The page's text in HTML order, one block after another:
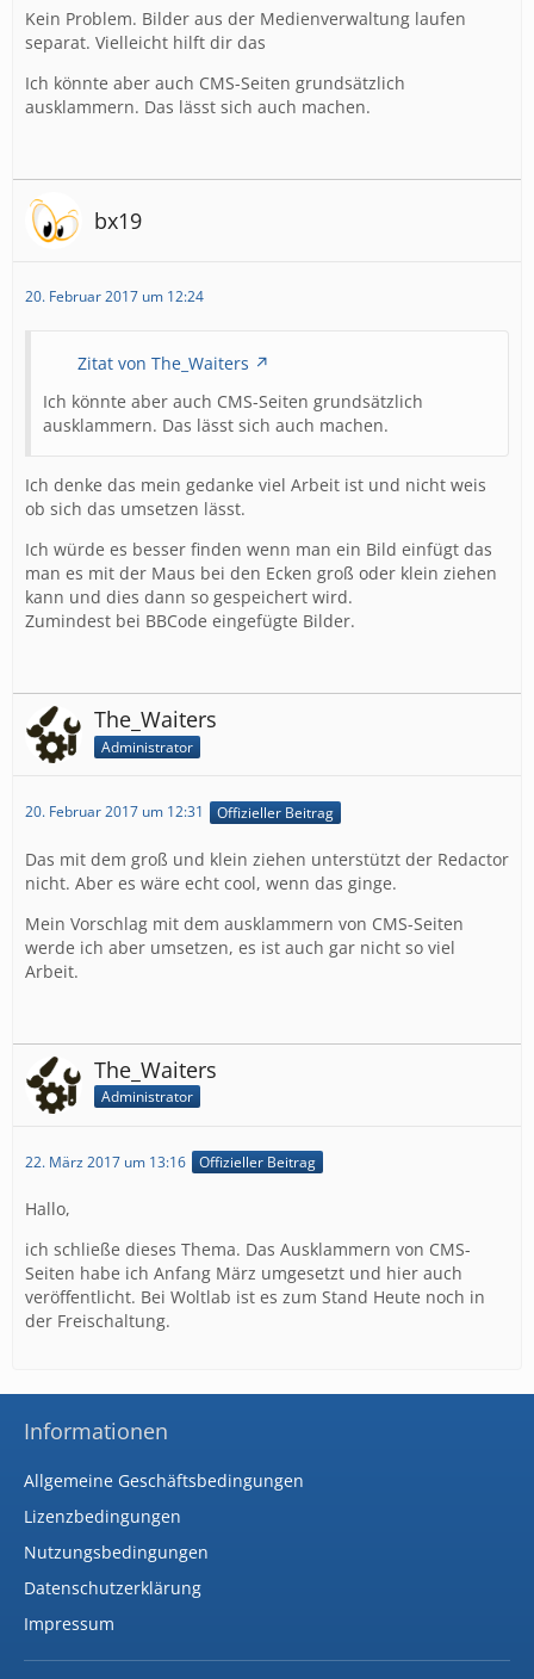
Kein Problem. Bilder aus der Medienverwaltung laufen
separat. Vielleicht hilft dir das
Ich könnte aber auch CMS-Seiten grundsätzlich
ausklammern. Das lässt sich auch machen.
bx19
20. Februar 2017 um 12:24
Zitat von The_Waiters
Ich könnte aber auch CMS-Seiten grundsätzlich
ausklammern. Das lässt sich auch machen.
Ich denke das mein gedanke viel Arbeit ist und nicht weis
ob sich das umsetzen lässt.
Ich würde es besser finden wenn man ein Bild einfügt das
man es mit der Maus bei den Ecken groß oder klein ziehen
kann und dies dann so gespeichert wird.
Zumindest bei BBCode eingefügte Bilder.
The_Waiters
Administrator
20. Februar 2017 um 12:31 Offizieller Beitrag
Das mit dem groß und klein ziehen unterstützt der Redactor
nicht. Aber es wäre echt cool, wenn das ginge.
Mein Vorschlag mit dem ausklammern von CMS-Seiten
werde ich aber umsetzen, es ist auch gar nicht so viel
Arbeit.
The_Waiters
Administrator
22. März 2017 um 13:16 Offizieller Beitrag
Hallo,
ich schließe dieses Thema. Das Ausklammern von CMS-
Seiten habe ich Anfang März umgesetzt und hier auch
veröffentlicht. Bei Woltlab ist es zum Stand Heute noch in
der Freischaltung.
Informationen
Allgemeine Geschäftsbedingungen
Lizenzbedingungen
Nutzungsbedingungen
Datenschutzerklärung
Impressum